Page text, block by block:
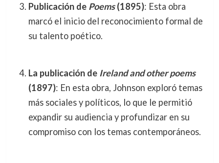
Publicación de Poems(1895): Esta obra
marcó el inicio del reconocimiento formal de
su talento poético.
La publicación de Ireland and other poems
(1897): En esta obra, Johnson exploró temas
más sociales y políticos, lo que le permitió
expandir su audiencia y profundizar en su
compromiso con los temas contemporáneos.